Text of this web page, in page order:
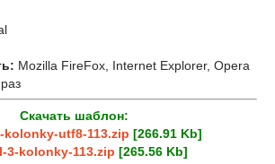
Mozilla FireFox, Internet Explorer, Opera
Скачать шаблон:
kolonky-utf8-113.zip [266.91 Kb]
3-kolonky-113.zip [265.56 Kb]